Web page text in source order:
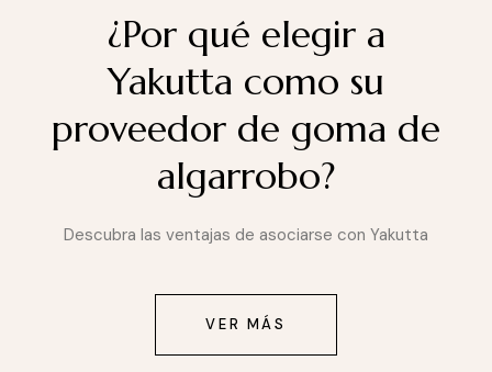
¿Por qué elegir a
Yakutta como su
proveedor de goma de
algarrobo?
Descubra las ventajas de asociarse con Yakutta
VER MÁS